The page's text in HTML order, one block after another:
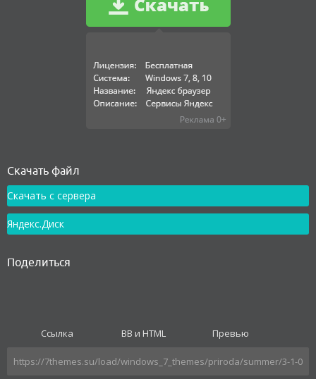
Как установить
Скачать файл
Скачать с сервера
Яндекс.Диск
Поделиться
Ссылка BB и HTML Превью